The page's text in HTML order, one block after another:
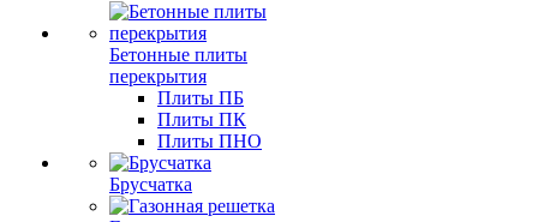
Бетонные плиты
перекрытия
Плиты ПБ
Плиты ПК
Плиты ПНО
Брусчатка